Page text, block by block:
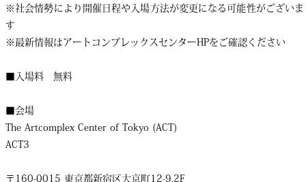
※社会情勢により開催日程や入場方法が変更になる可能性がございま
す
※最新情報はアートコンプレックスセンターHPをご確認ください
■入場料 無料
■会場
The Artcomplex Center of Tokyo (ACT)
ACT3
〒160-0015 東京都新宿区大京町12-9,2F